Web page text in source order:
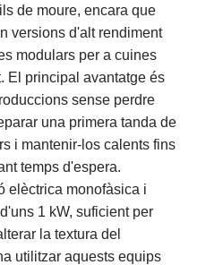
de moure, encara que
versions d'alt rendiment
modulars per a cuines
El principal avantatge és
sense perdre
una primera tanda de
i mantenir-los calents fins
temps d'espera.
elèctrica monofàsica i
1 kW, suficient per
la textura del
utilitzar aquests equips